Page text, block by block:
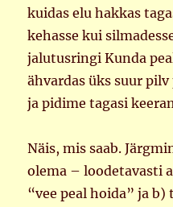
kuidas elu hakkas
kehasse kui
jalutusringi Kunda
ähvardas üks suur
ja pidime tagasi
Näis, mis saab.
olema – loodetavasti
“vee peal hoida” ja